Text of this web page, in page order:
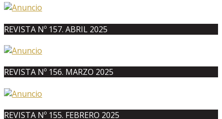
REVISTA Nº 157. ABRIL 2025
REVISTA Nº 156. MARZO 2025
REVISTA Nº 155. FEBRERO 2025